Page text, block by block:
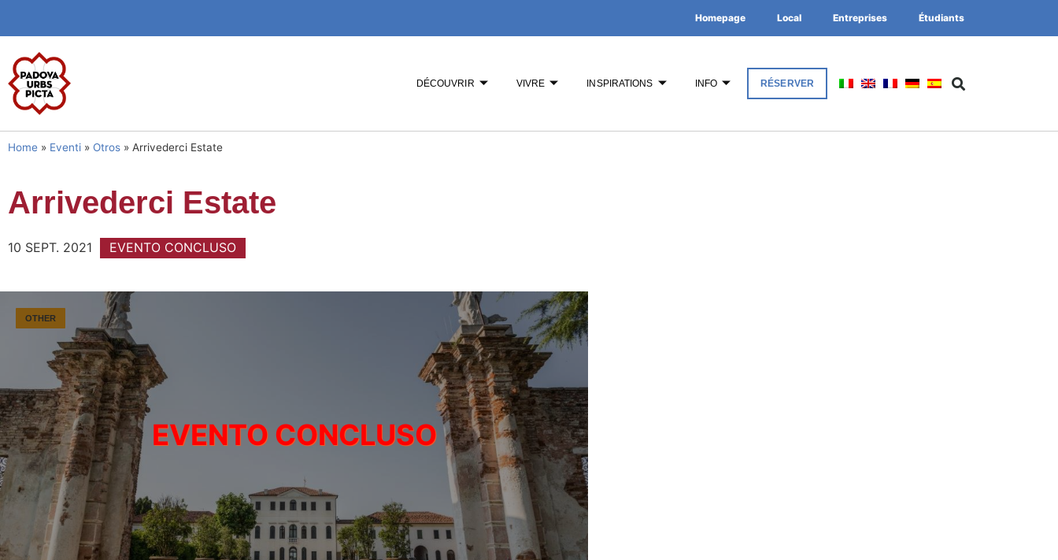
Homepage Local Entreprises Étudiants
DÉCOUVRIR VIVRE INSPIRATIONS INFO RÉSERVER
Home » Eventi » Otros » Arrivederci Estate
Arrivederci Estate
10 SEPT. 2021 EVENTO CONCLUSO
OTHER